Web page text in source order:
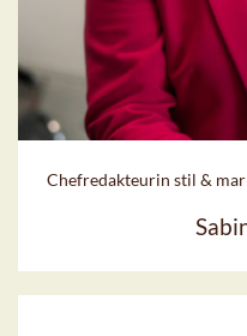
Chefredakteurin stil &